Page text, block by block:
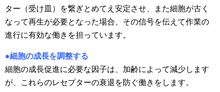
ター（受け皿）を繋ぎとめてえ安定させ、また細胞が古く
なって再生が必要となった場合、その信号を伝えて作業の
進行に有効な働きを担っています。
●細胞の成長を調整する
細胞の成長促進に必要な因子は、加齢によって減少します
が、これらのレセプターの衰退を防ぐ働きをします。